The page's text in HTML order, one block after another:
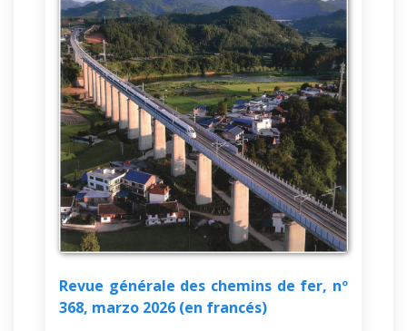
Revue générale des chemins de fer, nº
368, marzo 2026 (en francés)